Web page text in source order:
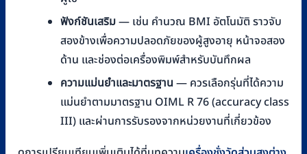
ฟังก์ชันเสริม— เช่น คำนวณ BMI อัตโนมัติ ราวจับ
สองข้างเพื่อความปลอดภัยของผู้สูงอายุ หน้าจอสอง
ด้าน และช่องต่อเครื่องพิมพ์สำหรับบันทึกผล
ความแม่นยำและมาตรฐาน — ควรเลือกรุ่นที่ได้ความ
แม่นยำตามมาตรฐาน OIML R 76 (accuracy class
III) และผ่านการรับรองจากหน่วยงานที่เกี่ยวข้อง